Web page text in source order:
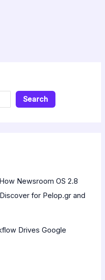
Search
Newsroom OS 2.8
for Pelop.gr and
Drives Google